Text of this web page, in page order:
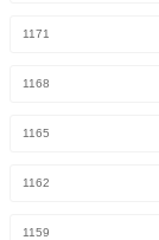
1171
1168
1165
1162
1159